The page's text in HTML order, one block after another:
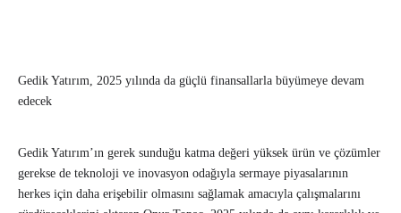
Gedik Yatırım, 2025 yılında da güçlü finansallarla büyümeye devam
edecek
Gedik Yatırım’ın gerek sunduğu katma değeri yüksek ürün ve çözümler
gerekse de teknoloji ve inovasyon odağıyla sermaye piyasalarının
herkes için daha erişebilir olmasını sağlamak amacıyla çalışmalarını